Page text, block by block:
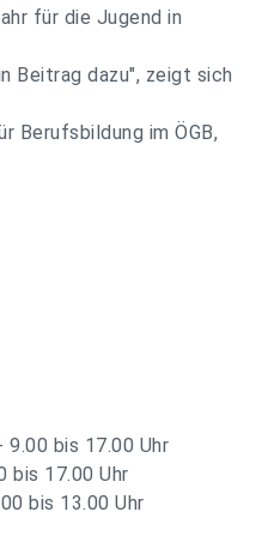
für die Jugend in
Beitrag dazu", zeigt sich
Berufsbildung im ÖGB,
9.00 bis 17.00 Uhr
bis 17.00 Uhr
bis 13.00 Uhr